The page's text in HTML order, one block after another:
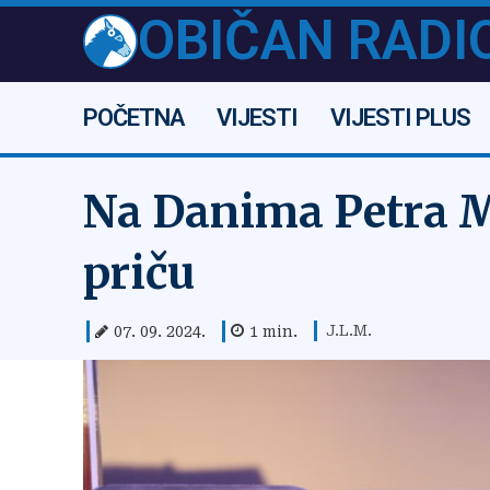
OBIČAN
POČETNA VIJESTI VIJESTI PLUS
Na Danima Petra
priču
07. 09. 2024. 1 min. J.L.M.